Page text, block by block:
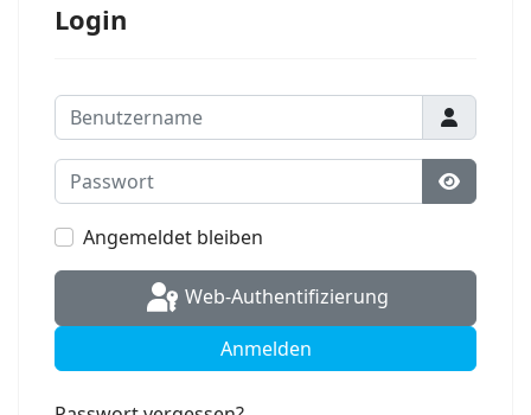
Login
Benutzername
Passwort
Angemeldet bleiben
Web-Authentifizierung
Anmelden